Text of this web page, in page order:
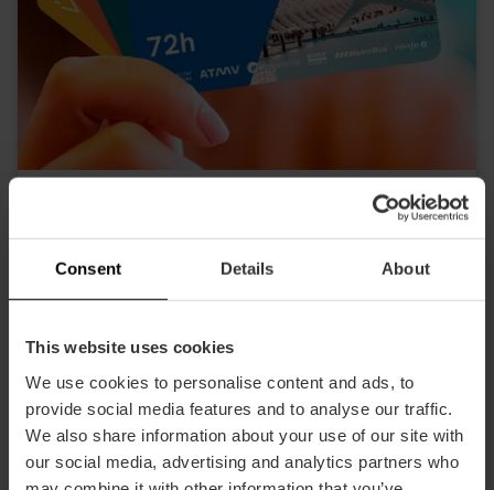
Consent Details About
This website uses cookies
We use cookies to personalise content and ads, to
provide social media features and to analyse our traffic.
We also share information about your use of our site with
our social media, advertising and analytics partners who
Valencia Tourist Card 24, 48 oder 72
10% Rabatt Exklusives Web
15,30 €